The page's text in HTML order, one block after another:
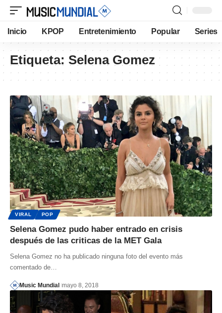
Inicio KPOP Entretenimiento Popular Series
Etiqueta: Selena Gomez
VIRAL POP
Selena Gomez pudo haber entrado en crisis
después de las criticas de la MET Gala
Selena Gomez no ha publicado ninguna foto del evento más
comentado de…
Music Mundial mayo 8, 2018